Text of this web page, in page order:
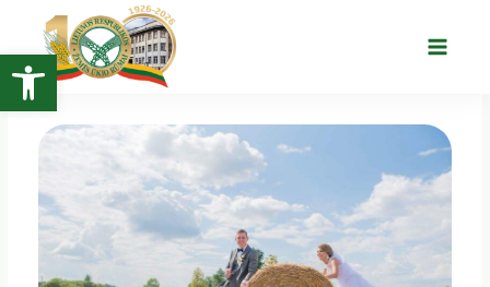
Open toolbar
turinio
Main